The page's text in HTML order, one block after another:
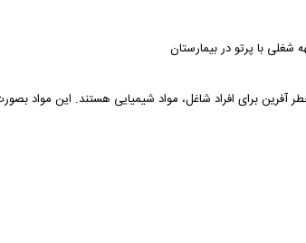
شغلی با پرتو در بیمارستان
آفرین برای افراد شاغل، مواد شیمیایی هستند. این مواد